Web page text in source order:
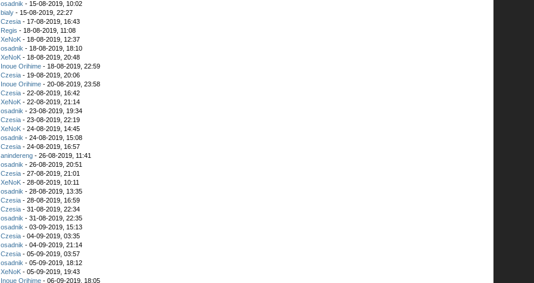
osadnik - 15-08-2019, 10:02
bialy - 15-08-2019, 22:27
Czesia - 17-08-2019, 16:43
Regis - 18-08-2019, 11:08
XeNoK - 18-08-2019, 12:37
osadnik - 18-08-2019, 18:10
XeNoK - 18-08-2019, 20:48
Inoue Orihime - 18-08-2019, 22:59
Czesia - 19-08-2019, 20:06
Inoue Orihime - 20-08-2019, 23:58
Czesia - 22-08-2019, 16:42
XeNoK - 22-08-2019, 21:14
osadnik - 23-08-2019, 19:34
Czesia - 23-08-2019, 22:19
XeNoK - 24-08-2019, 14:45
osadnik - 24-08-2019, 15:08
Czesia - 24-08-2019, 16:57
anindereng - 26-08-2019, 11:41
osadnik - 26-08-2019, 20:51
Czesia - 27-08-2019, 21:01
XeNoK - 28-08-2019, 10:11
osadnik - 28-08-2019, 13:35
Czesia - 28-08-2019, 16:59
Czesia - 31-08-2019, 22:34
osadnik - 31-08-2019, 22:35
osadnik - 03-09-2019, 15:13
Czesia - 04-09-2019, 03:35
osadnik - 04-09-2019, 21:14
Czesia - 05-09-2019, 03:57
osadnik - 05-09-2019, 18:12
XeNoK - 05-09-2019, 19:43
Inoue Orihime - 06-09-2019, 18:05